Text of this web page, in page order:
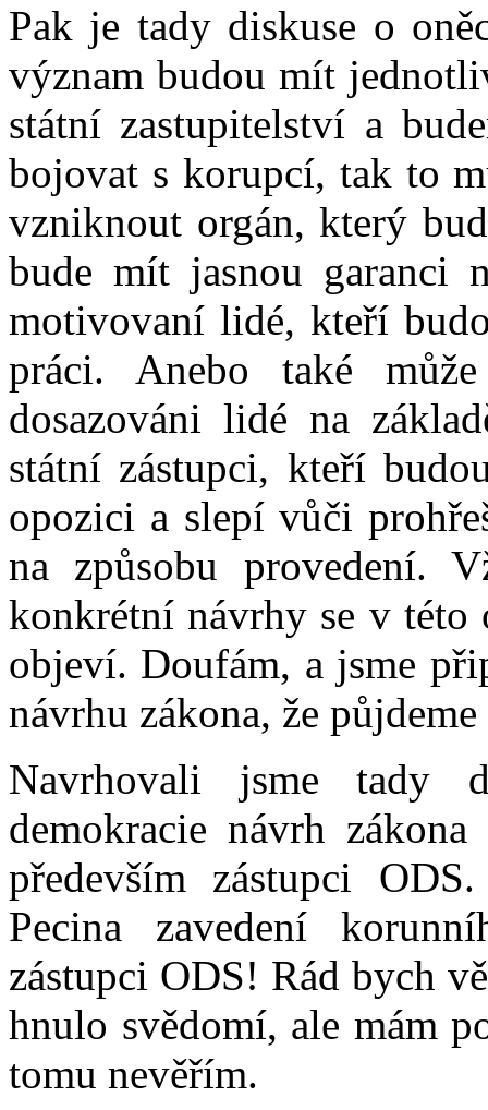
Pak je tady diskuse o
význam budou mít
státní zastupitelství a
bojovat s korupcí, tak to
vzniknout orgán, který
bude mít jasnou garanci
motivovaní lidé, kteří
práci. Anebo také
dosazováni lidé na
státní zástupci, kteří
opozici a slepí vůči
na způsobu provedení.
konkrétní návrhy se v této
objeví. Doufám, a jsme
návrhu zákona, že
Navrhovali jsme tady
demokracie návrh
především zástupci
Pecina zavedení
zástupci ODS! Rád bych
hnulo svědomí, ale mám
tomu nevěřím.